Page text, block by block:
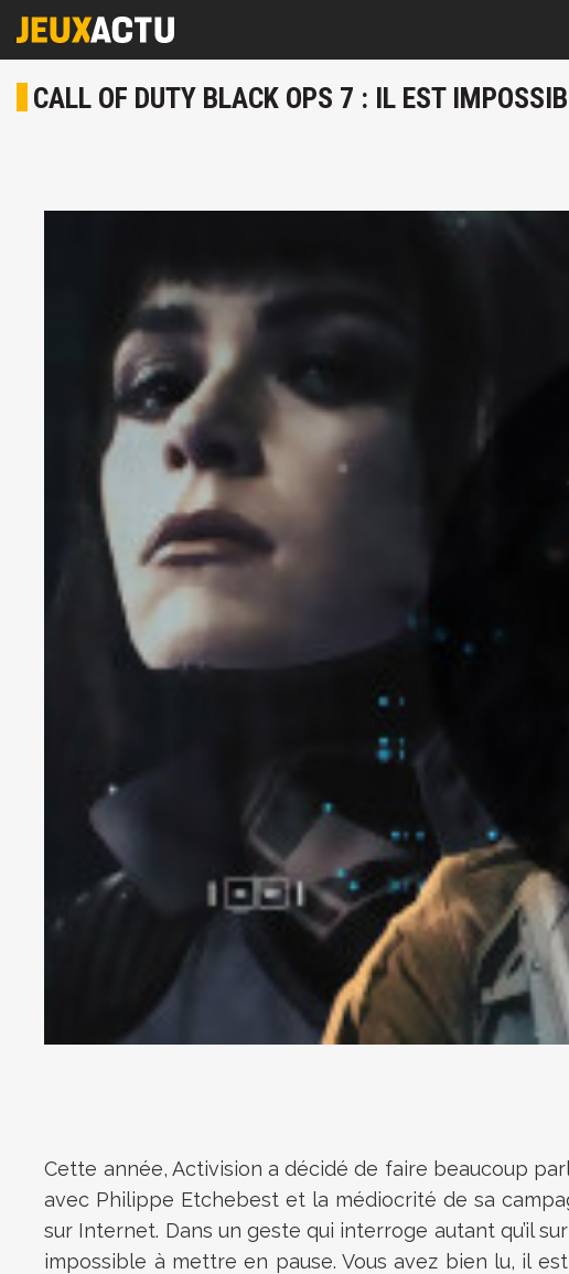
CALL OF DUTY BLACK OPS 7 : IL EST
Cette année, Activision a décidé de faire beaucoup
avec Philippe Etchebest et la médiocrité de sa
sur Internet. Dans un geste qui interroge autant qu’il
impossible à mettre en pause. Vous avez bien lu, il